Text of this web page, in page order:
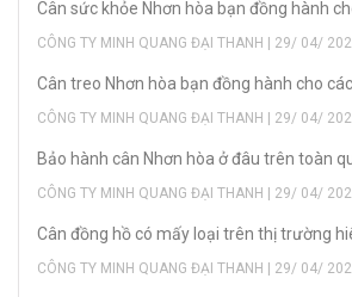
Cân sức khỏe Nhơn hòa bạn đồng hành
CÔNG TY MINH QUANG ĐẠI THANH | 29/ 04/
Cân treo Nhơn hòa bạn đồng hành cho
CÔNG TY MINH QUANG ĐẠI THANH | 29/ 04/
Bảo hành cân Nhơn hòa ở đâu trên toàn
CÔNG TY MINH QUANG ĐẠI THANH | 29/ 04/
Cân đồng hồ có mấy loại trên thị trường
CÔNG TY MINH QUANG ĐẠI THANH | 29/ 04/